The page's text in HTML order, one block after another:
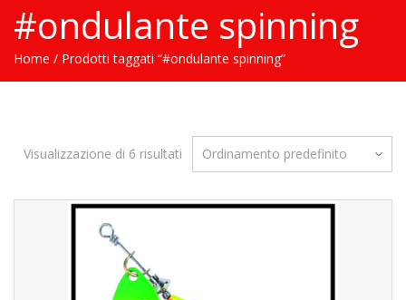
#ondulante spinning
Home / Prodotti taggati “#ondulante spinning”
Visualizzazione di 6 risultati